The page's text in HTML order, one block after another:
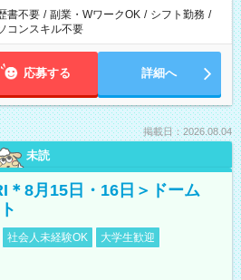
書不要 / 副業・WワークOK / シフト勤務 /
コンスキル不要
応募する 詳細へ
掲載日：2026.08.04
未読
＊8月15日・16日＞ドーム
社会人未経験OK
大学生歓迎